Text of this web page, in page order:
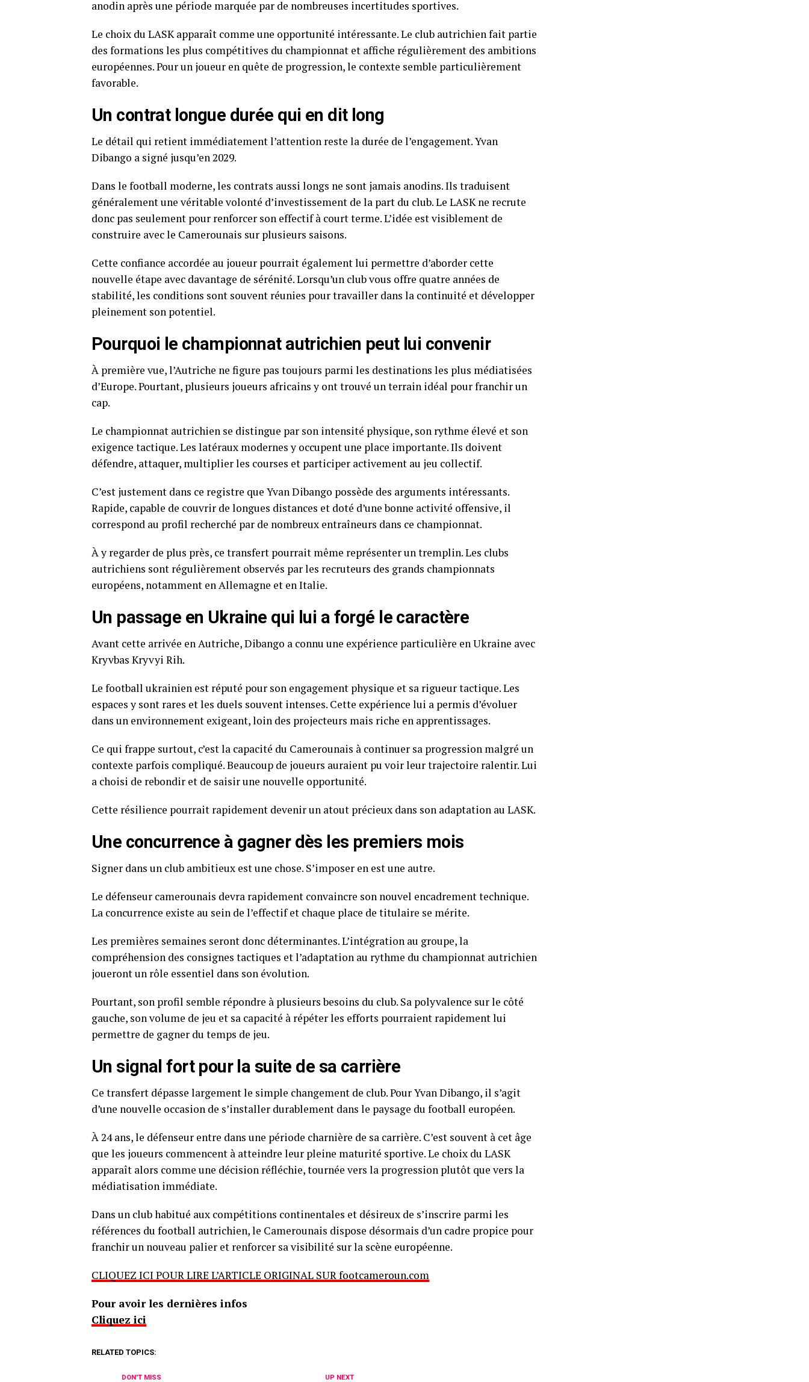
anodin après une période marquée par de nombreuses incertitudes sportives.
Le choix du LASK apparaît comme une opportunité intéressante. Le club autrichien fait partie
des formations les plus compétitives du championnat et affiche régulièrement des ambitions
européennes. Pour un joueur en quête de progression, le contexte semble particulièrement
favorable.
Un contrat longue durée qui en dit long
Le détail qui retient immédiatement l’attention reste la durée de l’engagement. Yvan
Dibango a signé jusqu’en 2029.
Dans le football moderne, les contrats aussi longs ne sont jamais anodins. Ils traduisent
généralement une véritable volonté d’investissement de la part du club. Le LASK ne recrute
donc pas seulement pour renforcer son effectif à court terme. L’idée est visiblement de
construire avec le Camerounais sur plusieurs saisons.
Cette confiance accordée au joueur pourrait également lui permettre d’aborder cette
nouvelle étape avec davantage de sérénité. Lorsqu’un club vous offre quatre années de
stabilité, les conditions sont souvent réunies pour travailler dans la continuité et développer
pleinement son potentiel.
Pourquoi le championnat autrichien peut lui convenir
À première vue, l’Autriche ne figure pas toujours parmi les destinations les plus médiatisées
d’Europe. Pourtant, plusieurs joueurs africains y ont trouvé un terrain idéal pour franchir un
cap.
Le championnat autrichien se distingue par son intensité physique, son rythme élevé et son
exigence tactique. Les latéraux modernes y occupent une place importante. Ils doivent
défendre, attaquer, multiplier les courses et participer activement au jeu collectif.
C’est justement dans ce registre que Yvan Dibango possède des arguments intéressants.
Rapide, capable de couvrir de longues distances et doté d’une bonne activité offensive, il
correspond au profil recherché par de nombreux entraîneurs dans ce championnat.
À y regarder de plus près, ce transfert pourrait même représenter un tremplin. Les clubs
autrichiens sont régulièrement observés par les recruteurs des grands championnats
européens, notamment en Allemagne et en Italie.
Un passage en Ukraine qui lui a forgé le caractère
Avant cette arrivée en Autriche, Dibango a connu une expérience particulière en Ukraine avec
Kryvbas Kryvyi Rih.
Le football ukrainien est réputé pour son engagement physique et sa rigueur tactique. Les
espaces y sont rares et les duels souvent intenses. Cette expérience lui a permis d’évoluer
dans un environnement exigeant, loin des projecteurs mais riche en apprentissages.
Ce qui frappe surtout, c’est la capacité du Camerounais à continuer sa progression malgré un
contexte parfois compliqué. Beaucoup de joueurs auraient pu voir leur trajectoire ralentir. Lui
a choisi de rebondir et de saisir une nouvelle opportunité.
Cette résilience pourrait rapidement devenir un atout précieux dans son adaptation au LASK.
Une concurrence à gagner dès les premiers mois
Signer dans un club ambitieux est une chose. S’imposer en est une autre.
Le défenseur camerounais devra rapidement convaincre son nouvel encadrement technique.
La concurrence existe au sein de l’effectif et chaque place de titulaire se mérite.
Les premières semaines seront donc déterminantes. L’intégration au groupe, la
compréhension des consignes tactiques et l’adaptation au rythme du championnat autrichien
joueront un rôle essentiel dans son évolution.
Pourtant, son profil semble répondre à plusieurs besoins du club. Sa polyvalence sur le côté
gauche, son volume de jeu et sa capacité à répéter les efforts pourraient rapidement lui
permettre de gagner du temps de jeu.
Un signal fort pour la suite de sa carrière
Ce transfert dépasse largement le simple changement de club. Pour Yvan Dibango, il s’agit
d’une nouvelle occasion de s’installer durablement dans le paysage du football européen.
À 24 ans, le défenseur entre dans une période charnière de sa carrière. C’est souvent à cet âge
que les joueurs commencent à atteindre leur pleine maturité sportive. Le choix du LASK
apparaît alors comme une décision réfléchie, tournée vers la progression plutôt que vers la
médiatisation immédiate.
Dans un club habitué aux compétitions continentales et désireux de s’inscrire parmi les
références du football autrichien, le Camerounais dispose désormais d’un cadre propice pour
franchir un nouveau palier et renforcer sa visibilité sur la scène européenne.
CLIQUEZ ICI POUR LIRE L’ARTICLE ORIGINAL SUR footcameroun.com
Pour avoir les dernières infos
Cliquez ici
RELATED TOPICS:
UP NEXT
DON'T MISS